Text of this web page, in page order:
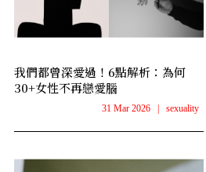
我們都曾深愛過！6點解析：為何
30+女性不再戀愛腦
31 Mar 2026 | sexuality